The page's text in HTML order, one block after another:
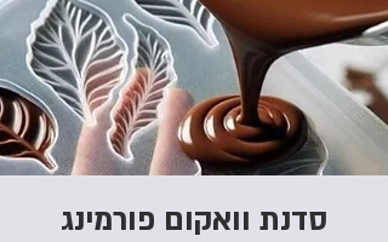
סדנת וואקום פורמינג